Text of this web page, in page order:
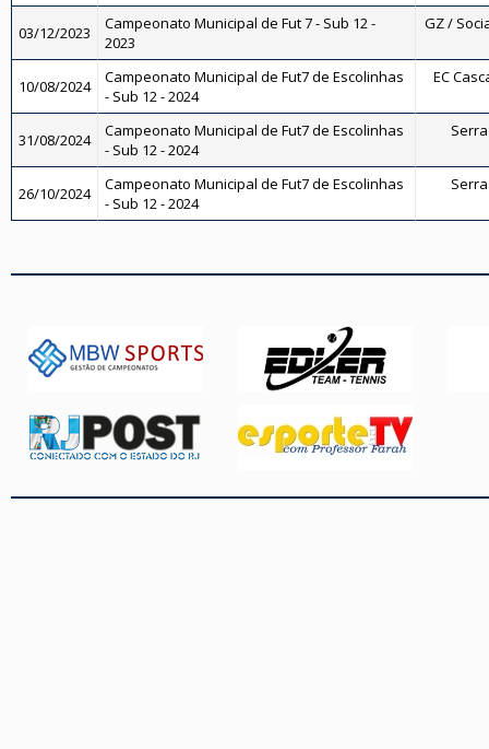
03/12/2023
Campeonato Municipal de Fut 7 - Sub 12 -
2023
GZ /
10/08/2024
Campeonato Municipal de Fut7 de Escolinhas
- Sub 12 - 2024
EC
31/08/2024
Campeonato Municipal de Fut7 de Escolinhas
- Sub 12 - 2024
26/10/2024
Campeonato Municipal de Fut7 de Escolinhas
- Sub 12 - 2024